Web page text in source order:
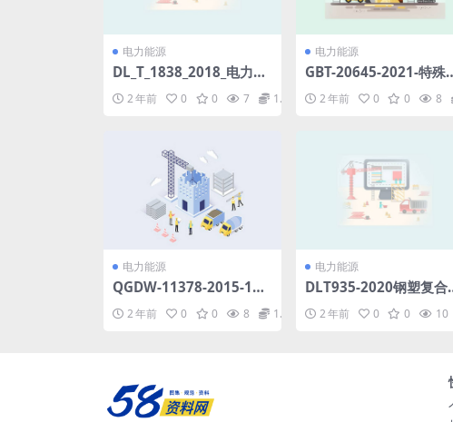
电力能源
DL_T_1838_2018_电力用
圆形及异形绝缘管.pdf
2 年前 0 0 7 1.98
电力能源
GBT-20645-2021-特殊
境条件-高原用低压电器
术要求.pdf
2 年前 0 0 8
电力能源
QGDW-11378-2015-10k
选型技术原则和检测技术
2 年前 0 0 8 1.98
电力能源
DLT935-2020钢塑复合
2 年前 0 0 10